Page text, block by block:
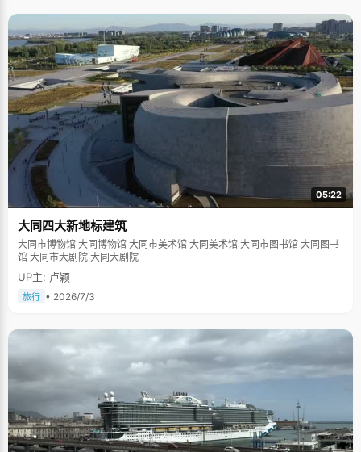
05:22
大同四大新地标建筑
大同市博物馆 大同博物馆 大同市美术馆 大同美术馆 大同市图书馆 大同图书
馆 大同市大剧院 大同大剧院
UP主: 卢颖
旅行 • 2026/7/3